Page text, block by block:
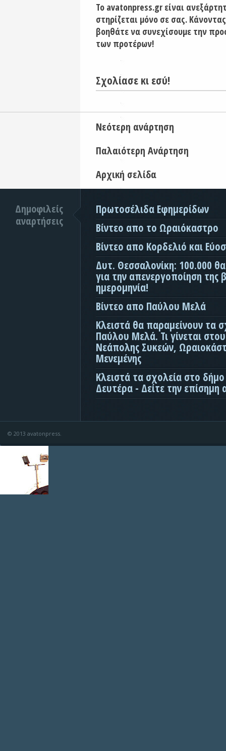
Το avatonpress.gr είναι
στηρίζεται μόνο σε σας.
βοηθάτε να συνεχίσουμε την
των προτέρων!
Σχολίασε κι εσύ!
Νεότερη ανάρτηση
Παλαιότερη Ανάρτηση
Αρχική σελίδα
Δημοφιλείς
αναρτήσεις
Πρωτοσέλιδα Εφημερίδων
Βίντεο απο το Ωραιόκαστρο
Βίντεο απο Κορδελιό και
Δυτ. Θεσσαλονίκη: 100.000
για την απενεργοποίηση της
ημερομηνία!
Βίντεο απο Παύλου Μελά
Κλειστά θα παραμείνουν τα
Παύλου Μελά. Τι γίνεται
Νεάπολης Συκεών,
Μενεμένης
Κλειστά τα σχολεία στο
Δευτέρα - Δείτε την επίσημη
© 2013 avatonpress.